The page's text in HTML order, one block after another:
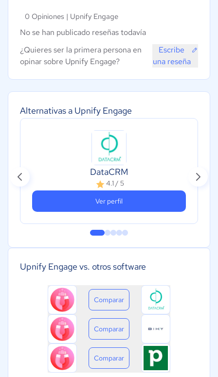
Alternativas a Upnify Engage
DataCRM
4.1 / 5
Ver perfil
Upnify Engage vs. otros software
Comparar
Comparar
Comparar
0 Opiniones | Upnify Engage
No se han publicado reseñas todavía
¿Quieres ser la primera persona en
opinar sobre Upnify Engage?
Escribe
una reseña